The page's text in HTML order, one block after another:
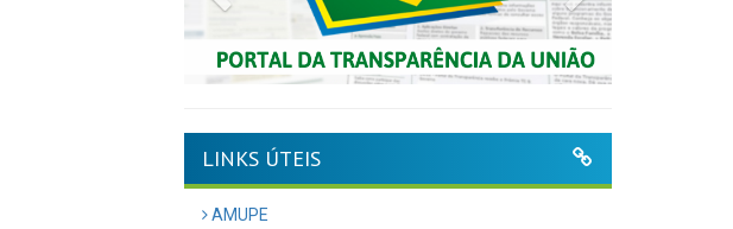
LINKS ÚTEIS
AMUPE